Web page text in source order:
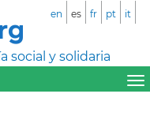
social y solidaria
en es fr pt it